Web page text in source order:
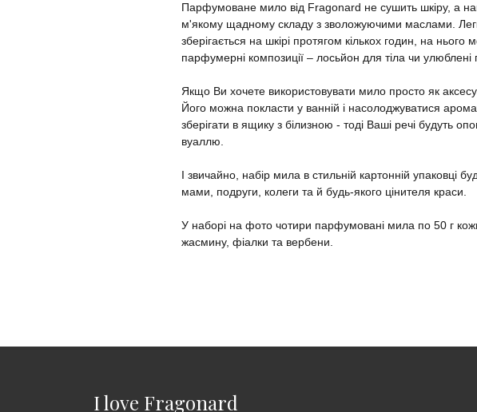
Парфумоване мило від Fragonard не сушить шкіру, а
м'якому щадному складу з зволожуючими маслами.
зберігається на шкірі протягом кількох годин, на
парфумерні композиції – лосьйон для тіла чи
Якщо Ви хочете використовувати мило просто як
Його можна покласти у ванній і насолоджуватися
зберігати в ящику з білизною - тоді Ваші речі будуть
вуаллю.
І звичайно, набір мила в стильній картонній упаковці
мами, подруги, колеги та й будь-якого цінителя краси.
У наборі на фото чотири парфумовані мила по 50 г
жасмину, фіалки та вербени.
I love Fragonard